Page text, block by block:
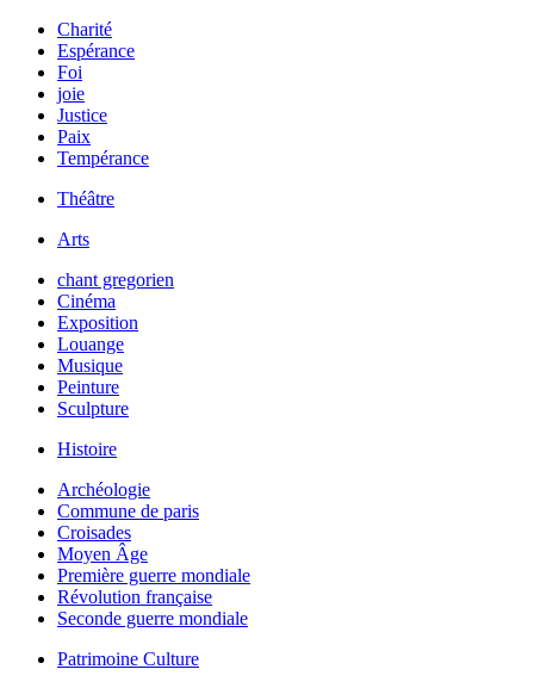
Charité
Espérance
Foi
joie
Justice
Paix
Tempérance
Théâtre
Arts
chant gregorien
Cinéma
Exposition
Louange
Musique
Peinture
Sculpture
Histoire
Archéologie
Commune de paris
Croisades
Moyen Âge
Première guerre mondiale
Révolution française
Seconde guerre mondiale
Patrimoine Culture